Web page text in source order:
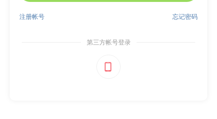
忘记密码
注册帐号
第三方帐号登录
